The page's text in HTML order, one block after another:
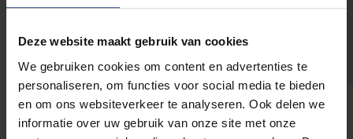
Deze website maakt gebruik van cookies
We gebruiken cookies om content en advertenties te
personaliseren, om functies voor social media te bieden
en om ons websiteverkeer te analyseren. Ook delen we
informatie over uw gebruik van onze site met onze